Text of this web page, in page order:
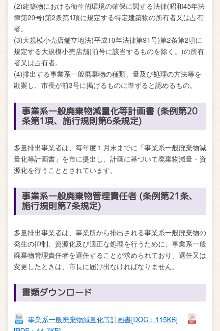
(2)建築物における衛生的環境の確保に関する法律(昭和45年法
律第20号)第2条第1項に規定する特定建築物の所有者又は占有
者。
(3)大規模小売店舗立地法(平成10年法律第91号)第2条第2項に
規定する大規模小売店舗(前号に該当するものを除く。)の所有
者又は占有者。
(4)排出する事業系一般廃棄物の種類、量及び処理の方法等を
勘案し、市長が前3号に掲げるものに準ずると認めるもの。
事業系一般廃棄物減量化等計画書 (条例第20
条第1項、施行規則第6条規定)
多量排出事業者は、毎年度１月末までに「事業系一般廃棄物減
量化等計画書」を市に提出し、計画に基づいて廃棄物減量・資
源化を行うこととされています。
事業系一般廃棄物管理責任者 (条例第21条、
施行規則第7条規定)
多量排出事業者は、事業所から排出される事業系一般廃棄物の
発生の抑制、資源化及び適正な処理を行うために、事業系一般
廃棄物管理責任者を選任することが求められており、選任又は
変更したときは、市長に届け出なければなりません。
書類ダウンロード
事業系一般廃棄物減量化等計画書[DOC：115KB]